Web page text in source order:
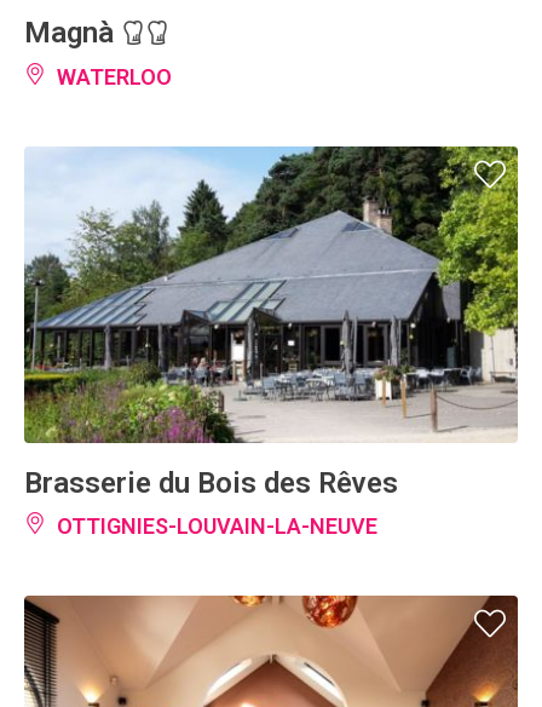
Magnà
WATERLOO
Brasserie du Bois des Rêves
OTTIGNIES-LOUVAIN-LA-NEUVE